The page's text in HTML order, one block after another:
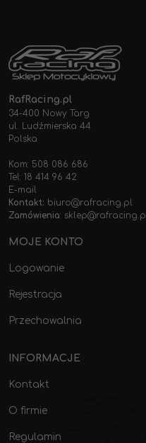
RafRacing.pl
34-400 Nowy Targ
ul. Ludźmierska 44
Polska
Kom: 508 086 686
Tel: 18 414 96 42
E-mail
Kontakt: biuro@rafracing.pl
Zamówienia:
MOJE KONTO
Logowanie
Rejestracja
Przechowalnia
INFORMACJE
Kontakt
O firmie
Regulamin